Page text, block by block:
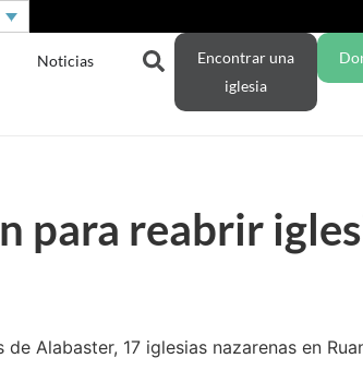
Noticias
Encontrar una
iglesia
para reabrir
Alabaster, 17 iglesias nazarenas en